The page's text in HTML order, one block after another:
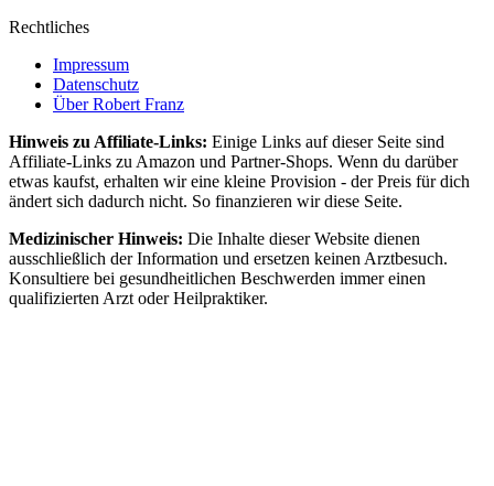
Rechtliches
Impressum
Datenschutz
Über Robert Franz
Hinweis zu Affiliate-Links: Einige Links auf dieser Seite sind
Affiliate-Links zu Amazon und Partner-Shops. Wenn du darüber
etwas kaufst, erhalten wir eine kleine Provision - der Preis für dich
ändert sich dadurch nicht. So finanzieren wir diese Seite.
Medizinischer Hinweis: Die Inhalte dieser Website dienen
ausschließlich der Information und ersetzen keinen Arztbesuch.
Konsultiere bei gesundheitlichen Beschwerden immer einen
qualifizierten Arzt oder Heilpraktiker.